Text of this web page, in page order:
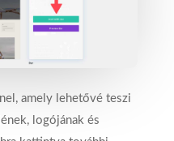
amely lehetővé teszi
logójának és